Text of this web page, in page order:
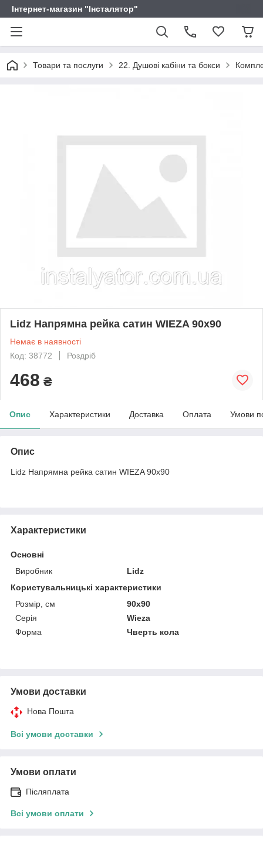
Інтернет-магазин "Інсталятор"
Товари та послуги 22. Душові кабіни та бокси
Lidz Напрямна рейка сатин WIEZA 90x90
Немає в наявності
Код: 38772
Роздріб
468 ₴
Опис Характеристики Доставка Оплата Умови
Опис
Lidz Напрямна рейка сатин WIEZA 90x90
Характеристики
Основні
Виробник
Lidz
Користувальницькі характеристики
Розмір, см
90x90
Серія
Wieza
Форма
Чверть кола
Умови доставки
Нова Пошта
Всі умови доставки
Умови оплати
Післяплата
Всі умови оплати